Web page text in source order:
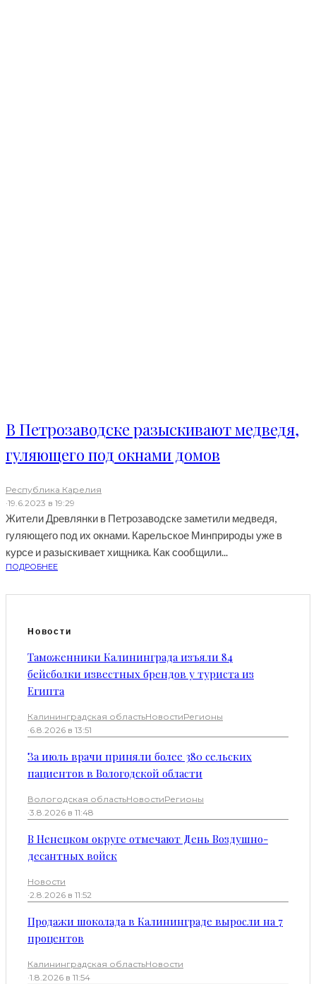
В Петрозаводске разыскивают медведя,
гуляющего под окнами домов
Республика Карелия
·19.6.2023 в 19:29
Жители Древлянки в Петрозаводске заметили медведя,
гуляющего под их окнами. Карельское Минприроды уже в
курсе и разыскивает хищника. Как сообщили...
ПОДРОБНЕЕ
Новости
Таможенники Калининграда изъяли 84
бейсболки известных брендов у туриста из
Египта
Калининградская областьНовостиРегионы
·6.8.2026 в 13:51
За июль врачи приняли более 380 сельских
пациентов в Вологодской области
Вологодская областьНовостиРегионы
·3.8.2026 в 11:48
В Ненецком округе отмечают День Воздушно-
десантных войск
Новости
·2.8.2026 в 11:52
Продажи шоколада в Калининграде выросли на 7
процентов
Калининградская областьНовости
·1.8.2026 в 11:54